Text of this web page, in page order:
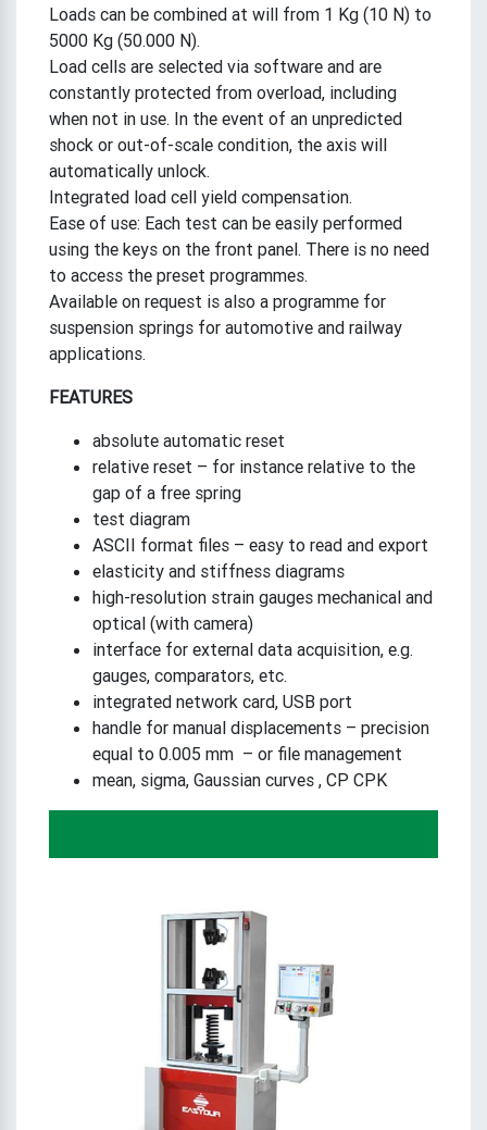
Loads can be combined at will from 1 Kg (10 N) to
5000 Kg (50.000 N).
Load cells are selected via software and are
constantly protected from overload, including
when not in use. In the event of an unpredicted
shock or out-of-scale condition, the axis will
automatically unlock.
Integrated load cell yield compensation.
Ease of use: Each test can be easily performed
using the keys on the front panel. There is no need
to access the preset programmes.
Available on request is also a programme for
suspension springs for automotive and railway
applications.
FEATURES
absolute automatic reset
relative reset – for instance relative to the
gap of a free spring
test diagram
ASCII format files – easy to read and export
elasticity and stiffness diagrams
high-resolution strain gauges mechanical and
optical (with camera)
interface for external data acquisition, e.g.
gauges, comparators, etc.
integrated network card, USB port
handle for manual displacements – precision
equal to 0.005 mm – or file management
mean, sigma, Gaussian curves , CP CPK